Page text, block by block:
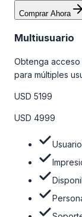
Comprar Ahora
Multiusuario
Obtenga acceso
para múltiples
venta, el soporte
opción de
la tabla de
USD 5199
USD 4999